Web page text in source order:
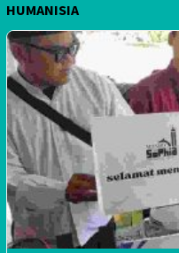
HUMANISIA